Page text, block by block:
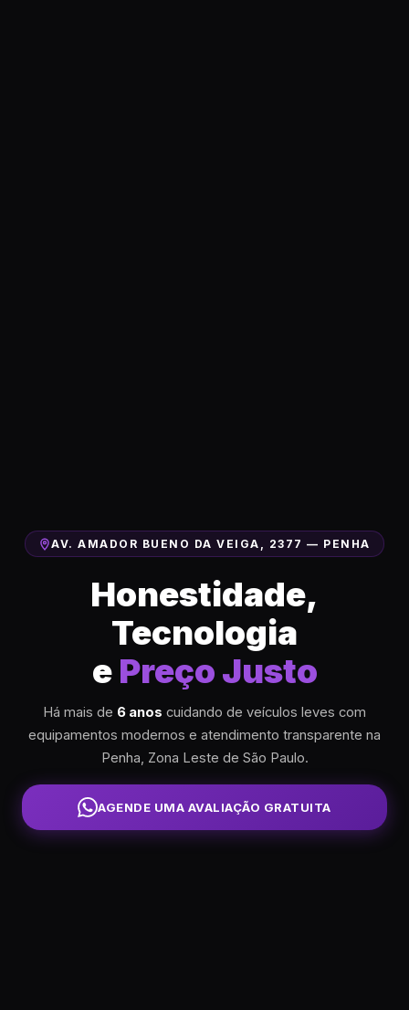
AV. AMADOR BUENO DA VEIGA, 2377 — PENHA
Honestidade,
Tecnologia
e Preço Justo
Há mais de 6 anos cuidando de veículos leves com
equipamentos modernos e atendimento transparente na
Penha, Zona Leste de São Paulo.
AGENDE UMA AVALIAÇÃO GRATUITA